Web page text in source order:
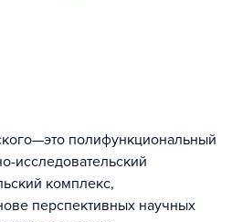
полифункциональный
исследовательский
комплекс,
перспективных научных